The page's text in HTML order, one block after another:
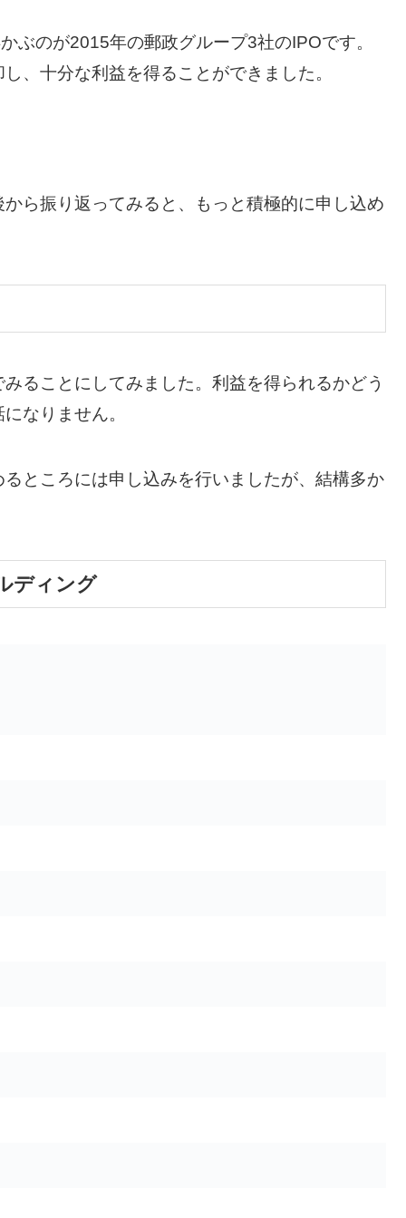
ぶのが2015年の郵政グループ3社のIPOです。
、十分な利益を得ることができました。
ら振り返ってみると、もっと積極的に申し込め
ることにしてみました。利益を得られるかどう
なりません。
ところには申し込みを行いましたが、結構多か
ディング